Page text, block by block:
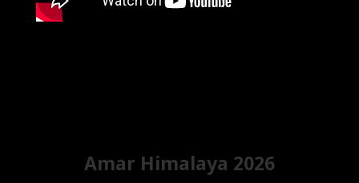
Amar Himalaya 2026